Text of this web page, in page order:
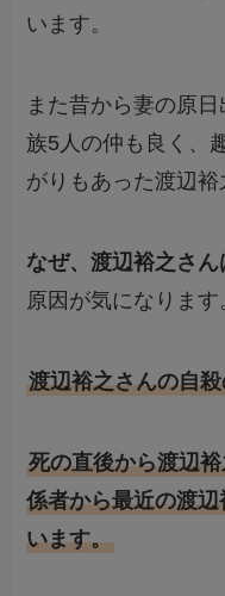
います。
また昔から妻の原
族5人の仲も良く、
がりもあった渡辺裕
なぜ、渡辺裕之さ
原因が気になります
渡辺裕之さんの自
死の直後から渡辺
係者から最近の渡
います。